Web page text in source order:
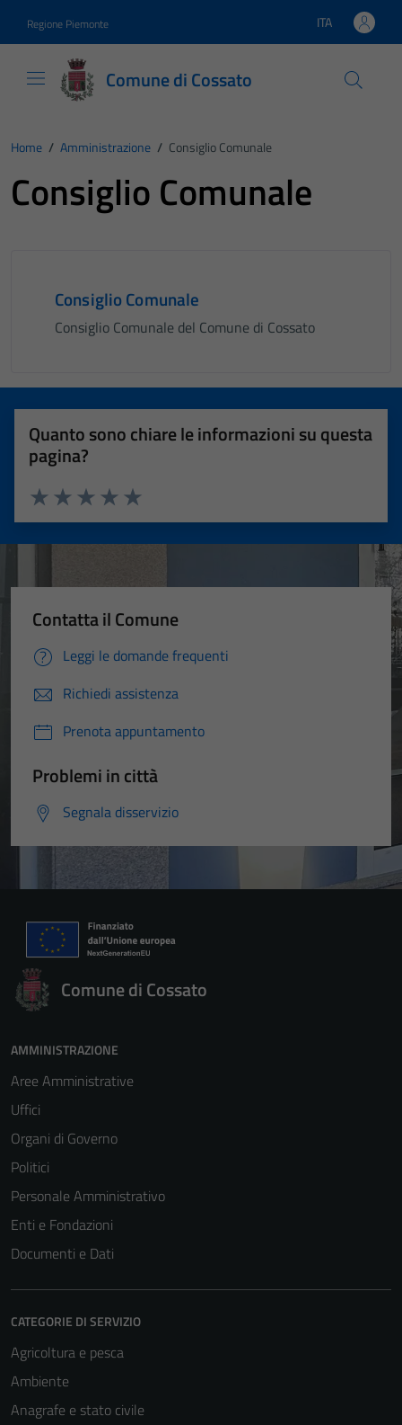
Regione Piemonte Lingua attiva:
ITA
Comune di Cossato
Home / Amministrazione / Consiglio Comunale
Consiglio Comunale
Consiglio Comunale
Consiglio Comunale del Comune di Cossato
Quanto sono chiare le informazioni su questa
pagina?
Valuta 5 stelle su 5
Valuta 4 stelle su 5
Valuta 3 stelle su 5
Valuta 2 stelle su 5
Valuta 1 stelle su 5
Contatta il Comune
Leggi le domande frequenti
Richiedi assistenza
Prenota appuntamento
Problemi in città
Segnala disservizio
Comune di Cossato
AMMINISTRAZIONE
Aree Amministrative
Uffici
Organi di Governo
Politici
Personale Amministrativo
Enti e Fondazioni
Documenti e Dati
CATEGORIE DI SERVIZIO
Agricoltura e pesca
Ambiente
Anagrafe e stato civile